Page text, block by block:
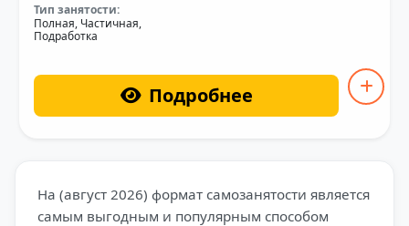
Тип занятости:
Полная, Частичная,
Подработка
Подробнее
На (август 2026) формат самозанятости является
самым выгодным и популярным способом